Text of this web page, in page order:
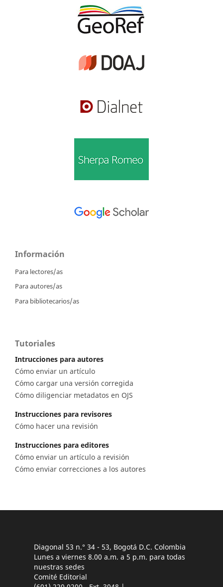
Información
Para lectores/as
Para autores/as
Para bibliotecarios/as
Tutoriales
Intrucciones para autores
Cómo enviar un artículo
Cómo cargar una versión corregida
Cómo diligenciar metadatos en OJS
Instrucciones para revisores
Cómo hacer una revisión
Instrucciones para editores
Cómo enviar un artículo a revisión
Cómo enviar correcciones a los autores
Diagonal 53 n.° 34 - 53, Bogotá D.C. Colombia
Lunes a viernes 8.00 a.m. a 5 p.m. para todas
nuestras sedes
Comité Editorial